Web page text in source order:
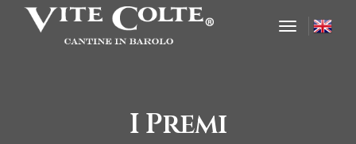
toggle
I Premi